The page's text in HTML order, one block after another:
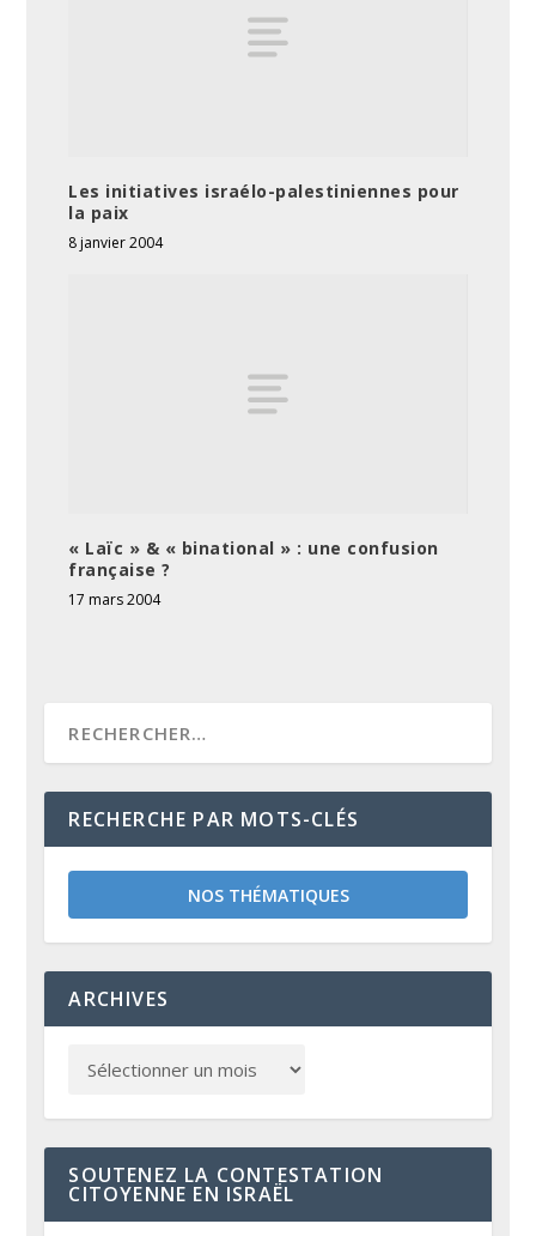
Les initiatives israélo-palestiniennes pour
la paix
8 janvier 2004
« Laïc » & « binational » : une confusion
française ?
17 mars 2004
RECHERCHE PAR MOTS-CLÉS
NOS THÉMATIQUES
ARCHIVES
SOUTENEZ LA CONTESTATION
CITOYENNE EN ISRAËL